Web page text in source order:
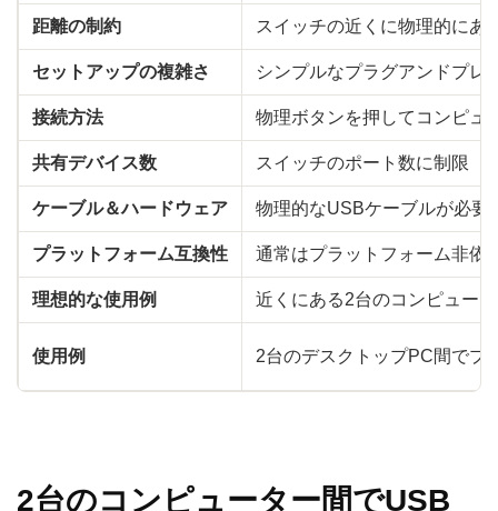
距離の制約 スイッチの近くに物理的にあ
セットアップの複雑さ シンプルなプラグアンドプレ
接続方法 物理ボタンを押してコンピュ
共有デバイス数 スイッチのポート数に制限（
ケーブル＆ハードウェア 物理的なUSBケーブルが必要
プラットフォーム互換性 通常はプラットフォーム非依
理想的な使用例 近くにある2台のコンピュー
使用例 2台のデスクトップPC間でプ
2台のコンピューター間でUSB